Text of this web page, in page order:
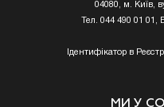
04080, м. Київ,
Тел. 044 490 01 01,
Ідентифікатор в
МИ У